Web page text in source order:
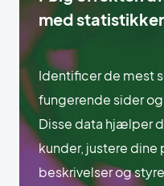
med
Identificer de mest
fungerende sider
Disse data hjælper
kunder, justere dine
beskrivelser og